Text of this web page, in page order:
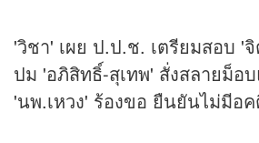
'วิชา' เผย ป.ป.ช. เตรียมสอบ '
ปม 'อภิสิทธิ์-สุเทพ' สั่งสลายม็อ
'นพ.เหวง' ร้องขอ ยืนยันไม่มีอ